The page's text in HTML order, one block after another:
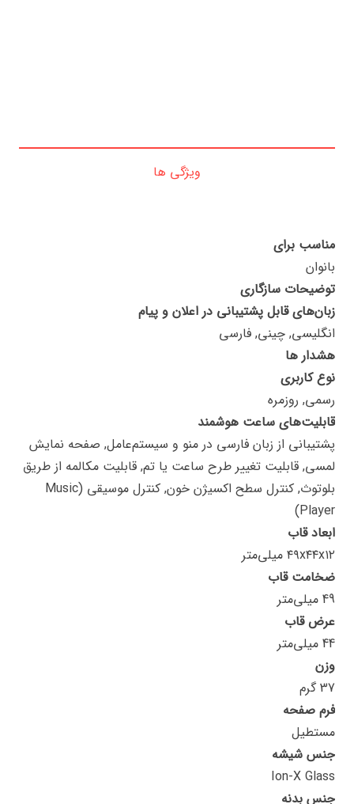
ویژگی ها
مناسب برای
بانوان
توضیحات سازگاری
زبان‌های قابل پشتیبانی در اعلان و پیام
انگلیسی, چینی, فارسی
هشدار ها
نوع کاربری
رسمی, روزمره
قابلیت‌های ساعت هوشمند
پشتیبانی از زبان فارسی در منو و سیستم‌عامل, صفحه نمایش
لمسی, قابلیت تغییر طرح ساعت یا تم, قابلیت مکالمه از طریق
بلوتوث, کنترل سطح اکسیژن خون, کنترل موسیقی (Music
Player)
ابعاد قاب
۴۹x۴۴x۱۲ میلی‌متر
ضخامت قاب
49 میلی‌متر
عرض قاب
44 میلی‌متر
وزن
37 گرم
فرم صفحه
مستطیل
جنس شیشه
Ion-X Glass
جنس بدنه